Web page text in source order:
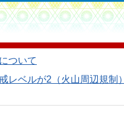
ついて
レベルが2（火山周辺規制